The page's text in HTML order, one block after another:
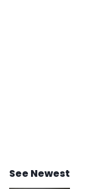
See Newest